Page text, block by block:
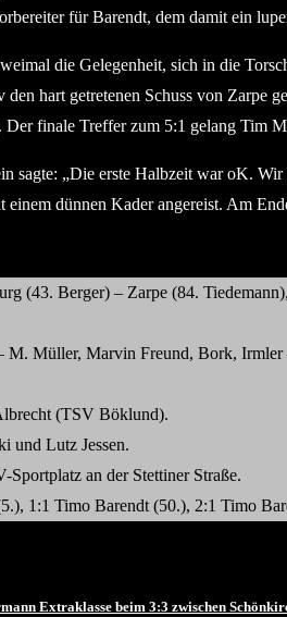
für Barendt, dem damit ein
die Gelegenheit, sich in die
hart getretenen Schuss von Zarpe
Der finale Treffer zum 5:1 gelang Tim
sagte: „Die erste Halbzeit war oK.
dünnen Kader angereist. Am
(43. Berger) – Zarpe (84.
M. Müller, Marvin Freund, Bork, Irmler
(TSV Böklund).
und Lutz Jessen.
Sportplatz an der Stettiner Straße.
1:1 Timo Barendt (50.), 2:1 Timo
Extraklasse beim 3:3 zwischen